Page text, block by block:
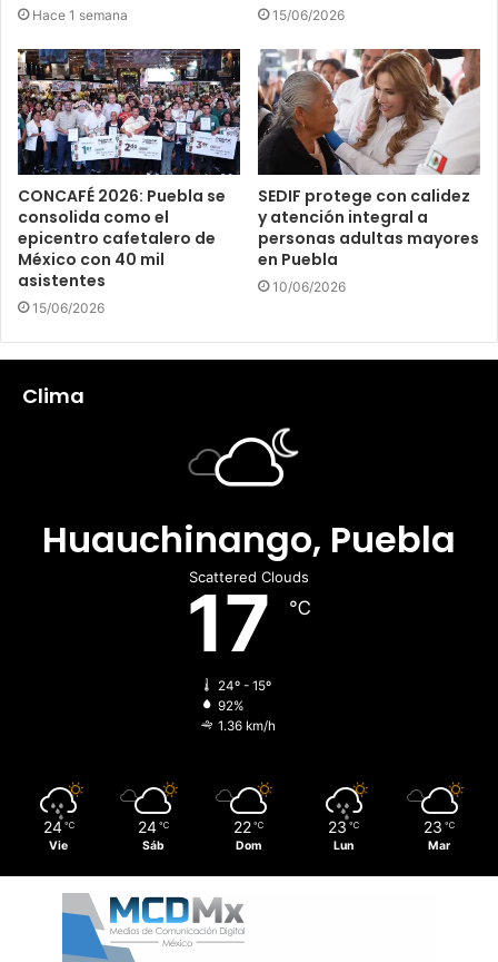
Hace 1 semana 15/06/2026
CONCAFÉ 2026: Puebla se
consolida como el
epicentro cafetalero de
México con 40 mil
asistentes
15/06/2026
SEDIF protege con calidez
y atención integral a
personas adultas mayores
en Puebla
10/06/2026
Clima
Huauchinango, Puebla
Scattered Clouds
17 ℃
24º - 15º
92%
1.36 km/h
24 ℃
Vie
24 ℃
Sáb
22 ℃
Dom
23 ℃
Lun
23 ℃
Mar